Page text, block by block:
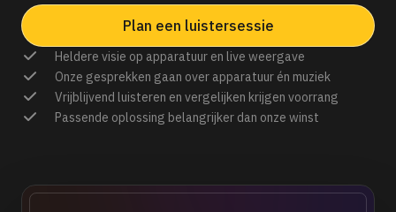
Plan een luistersessie
Heldere visie op apparatuur en live weergave
Onze gesprekken gaan over apparatuur én muziek
Vrijblijvend luisteren en vergelijken krijgen voorrang
Passende oplossing belangrijker dan onze winst